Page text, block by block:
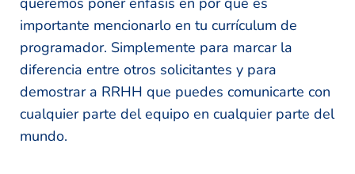
importante mencionarlo en tu currículum de
programador. Simplemente para marcar la
diferencia entre otros solicitantes y para
demostrar a RRHH que puedes comunicarte con
cualquier parte del equipo en cualquier parte del
mundo.